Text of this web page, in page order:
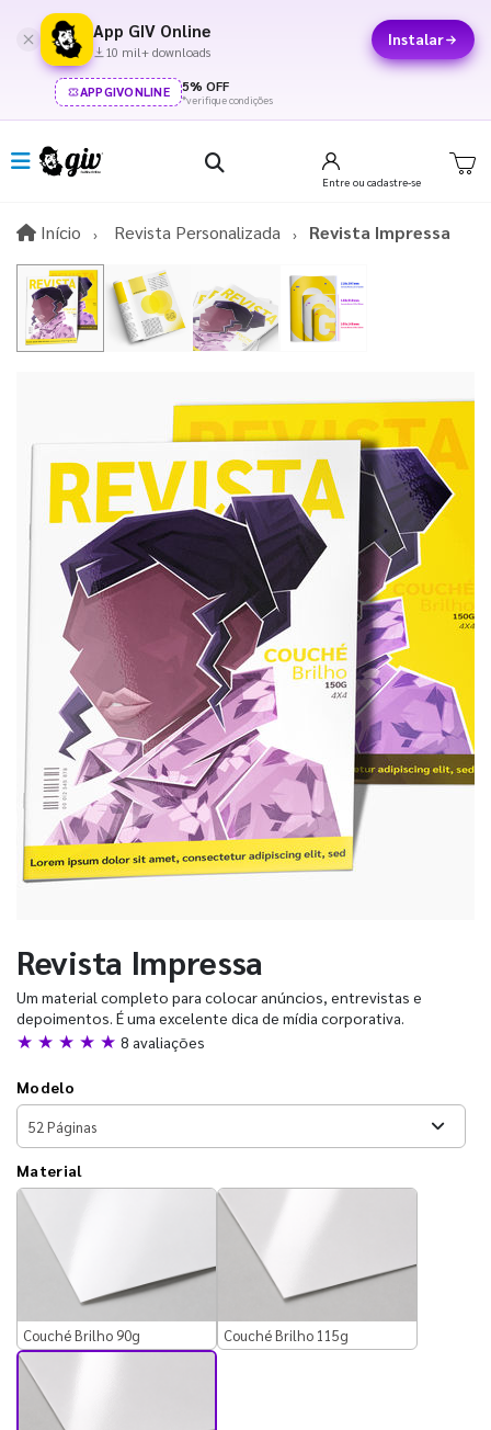
App GIV Online
10 mil+ downloads
Instalar
APPGIVONLINE 5% OFF
*verifique condições
Entre ou cadastre-se
Início InícioRevista Personalizada Revista Impressa
Revista Impressa
Um material completo para colocar anúncios, entrevistas e
depoimentos. É uma excelente dica de mídia corporativa.
★ ★ ★ ★ ★ 8 avaliações
Modelo
Material
Couché Brilho 90g Couché Brilho 115g